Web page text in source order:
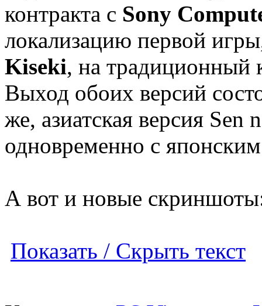
контракта с Sony
локализацию первой
Kiseki, на традиционный
Выход обоих версий
же, азиатская версия
одновременно с
А вот и новые
Показать / Скрыть текст